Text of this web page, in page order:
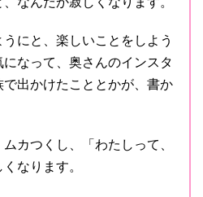
にと、楽しいことをしよう
なって、奥さんのインスタ
出かけたこととかが、書か
カつくし、「わたしって、
なります。